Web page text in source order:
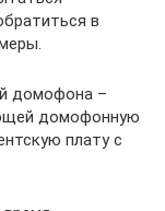
в
домофона –
домофонную
плату с